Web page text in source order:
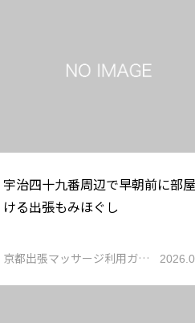
宇治四十九番周辺で早朝前に部
ける出張もみほぐし
京都出張マッサージ利用ガ…